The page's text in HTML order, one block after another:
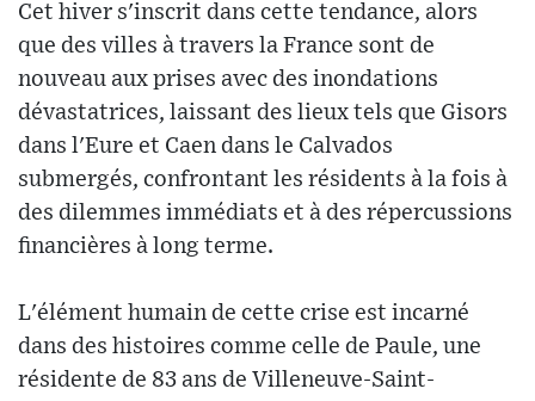
Cet hiver s'inscrit dans cette tendance, alors
que des villes à travers la France sont de
nouveau aux prises avec des inondations
dévastatrices, laissant des lieux tels que Gisors
dans l'Eure et Caen dans le Calvados
submergés, confrontant les résidents à la fois à
des dilemmes immédiats et à des répercussions
financières à long terme.
L'élément humain de cette crise est incarné
dans des histoires comme celle de Paule, une
résidente de 83 ans de Villeneuve-Saint-